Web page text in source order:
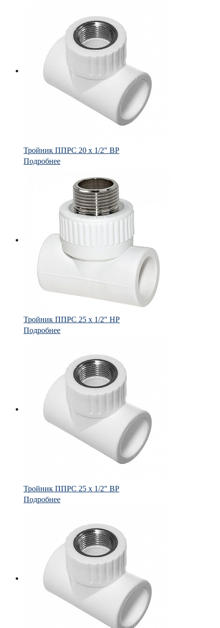
Тройник ППРС 20 х 1/2" ВР
Подробнее
Тройник ППРС 25 х 1/2" НР
Подробнее
Тройник ППРС 25 х 1/2" ВР
Подробнее